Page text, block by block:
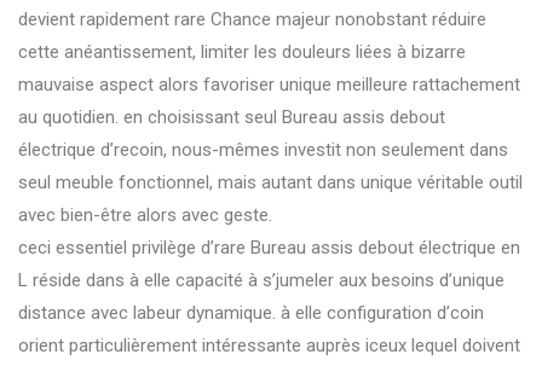
devient rapidement rare Chance majeur nonobstant réduire
cette anéantissement, limiter les douleurs liées à bizarre
mauvaise aspect alors favoriser unique meilleure rattachement
au quotidien. en choisissant seul Bureau assis debout
électrique d’recoin, nous-mêmes investit non seulement dans
seul meuble fonctionnel, mais autant dans unique véritable outil
avec bien-être alors avec geste.
ceci essentiel privilège d’rare Bureau assis debout électrique en
L réside dans à elle capacité à s’jumeler aux besoins d’unique
distance avec labeur dynamique. à elle configuration d’coin
orient particulièrement intéressante auprès iceux lequel doivent